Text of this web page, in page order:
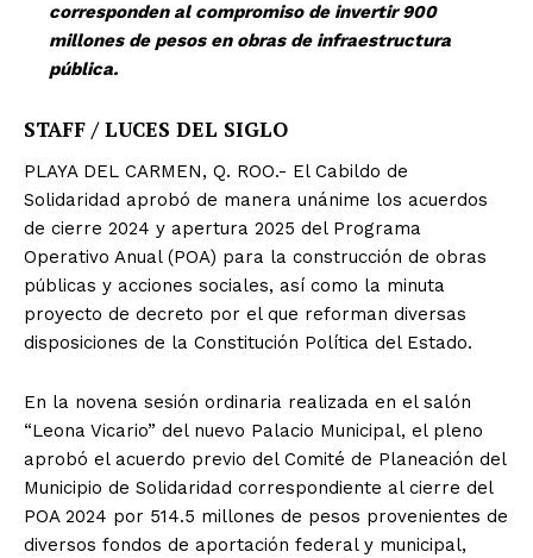
corresponden al compromiso de invertir 900
millones de pesos en obras de infraestructura
pública.
STAFF / LUCES DEL SIGLO
PLAYA DEL CARMEN, Q. ROO.- El Cabildo de
Solidaridad aprobó de manera unánime los acuerdos
de cierre 2024 y apertura 2025 del Programa
Operativo Anual (POA) para la construcción de obras
públicas y acciones sociales, así como la minuta
proyecto de decreto por el que reforman diversas
disposiciones de la Constitución Política del Estado.
En la novena sesión ordinaria realizada en el salón
“Leona Vicario” del nuevo Palacio Municipal, el pleno
aprobó el acuerdo previo del Comité de Planeación del
Municipio de Solidaridad correspondiente al cierre del
POA 2024 por 514.5 millones de pesos provenientes de
diversos fondos de aportación federal y municipal,